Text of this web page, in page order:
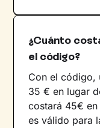
¿Cuánto
el código?
Con el código,
35 € en lugar
costará 45€
es válido para